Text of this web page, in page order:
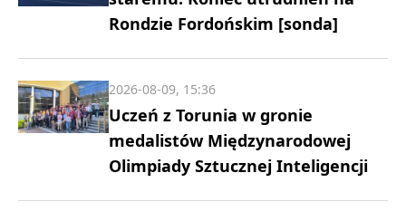
Rondzie Fordońskim [sonda]
Uczeń z Torunia w gronie
medalistów Międzynarodowej
Olimpiady Sztucznej Inteligencji
2026-08-09, 15:36